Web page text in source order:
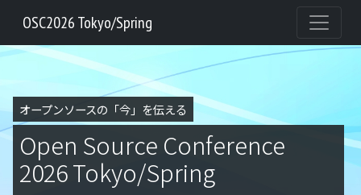
OSC2026 Tokyo/Spring
オープンソースの「今」を伝える
Open Source Conference
2026 Tokyo/Spring